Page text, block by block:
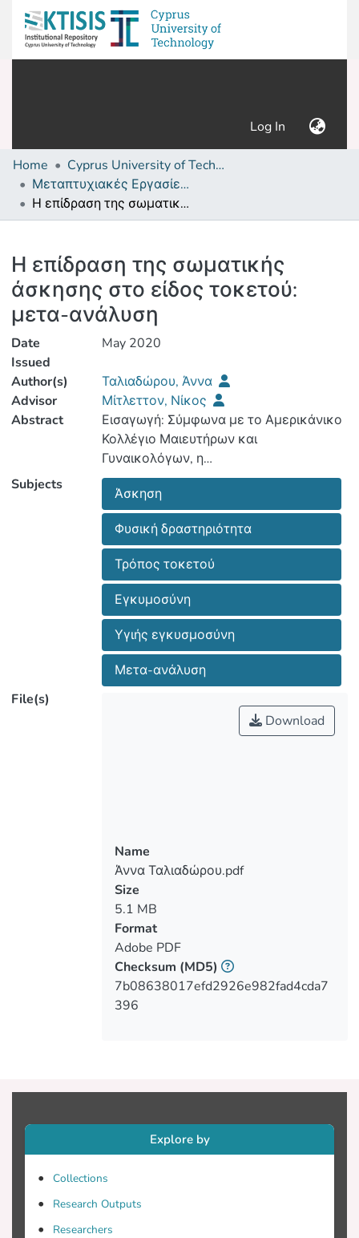
Log In (current)
Home
Cyprus University of Technology (Research Output)
Μεταπτυχιακές Εργασίες/ Master's thesis
Η επίδραση της σωματικής άσκησης στο είδος τοκετού: μετα-ανάλυση
Η επίδραση της σωματικής
άσκησης στο είδος τοκετού:
μετα-ανάλυση
Date
Issued
May 2020
Author(s)
Ταλιαδώρου, Άννα
Advisor
Μίτλεττον, Νίκος
Abstract
Εισαγωγή: Σύμφωνα με το Αμερικάνικο
Κολλέγιο Μαιευτήρων και
Γυναικολόγων, η
σωματική άσκηση κατά τη διάρκεια της
εγκυμοσύνης επιφέρει πολυδιάστατα
έγκυες όπως η μείωση του πόνου στην
περιοχή της πλάτης, η διατήρηση ενός
υγιούς
σωματικού βάρους, η βελτίωση της
καρδιαγγειακής τους λειτουργίας.
Επιπλέον, συμβάλλει στην απώλεια του
μείωσης των καισαρικών τομών για τις
έγκυες που έχουν ενσωματώσει στο
τους τη σωματική άσκηση κατά την
εγκυμοσύνη τους.
Σκοπός: Να διερευνηθεί η διαφορά ως
δομημένο και ειδικά διαμορφωμένο
σωματικής άσκησης κατά την
έχουν καμία παρέμβαση για ενίσχυση
Subjects
Άσκηση
Φυσική δραστηριότητα
Τρόπος τοκετού
Εγκυμοσύνη
Υγιής εγκυσμοσύνη
Μετα-ανάλυση
File(s)
Download
Name
Άννα Ταλιαδώρου.pdf
Size
5.1 MB
Format
Adobe PDF
Checksum (MD5)
7b08638017efd2926e982fad4cda7
396
Explore by
Collections
Research Outputs
Researchers